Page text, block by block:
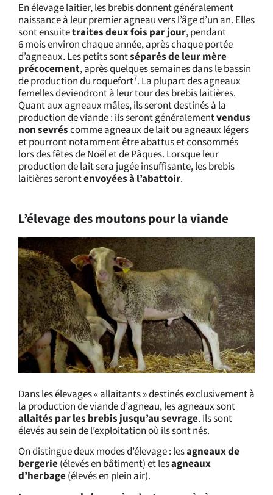
En élevage laitier, les brebis donnent généralement
naissance à leur premier agneau vers l’âge d’un an. Elles
sont ensuitetraites deux fois par jour, pendant
6 mois environ chaque année, après chaque portée
d’agneaux. Les petits sontséparés de leur mère
précocement, après quelques semaines dans le bassin
de production du roquefort7. La plupart des agneaux
femelles deviendront à leur tour des brebis laitières.
Quant aux agneaux mâles, ils seront destinés à la
production de viande : ils seront généralementvendus
non sevréscomme agneaux de lait ou agneaux légers
et pourront notamment être abattus et consommés
lors des fêtes de Noël et de Pâques. Lorsque leur
production de lait sera jugée insuffisante, les brebis
laitières serontenvoyées à l’abattoir.
L’élevage des moutons pour la viande
Dans les élevages « allaitants » destinés exclusivement à
la production de viande d’agneau, les agneaux sont
allaités par les brebis jusqu’au sevrage. Ils sont
élevés au sein de l’exploitation où ils sont nés.
On distingue deux modes d’élevage : lesagneaux de
bergerie(élevés en bâtiment) et lesagneaux
d’herbage(élevés en plein air).